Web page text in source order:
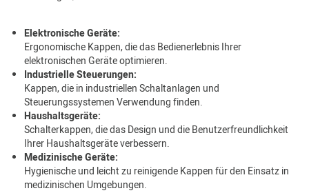
Elektronische Geräte:
Ergonomische Kappen, die das Bedienerlebnis Ihrer
elektronischen Geräte optimieren.
Industrielle Steuerungen:
Kappen, die in industriellen Schaltanlagen und
Steuerungssystemen Verwendung finden.
Haushaltsgeräte:
Schalterkappen, die das Design und die Benutzerfreundlichkeit
Ihrer Haushaltsgeräte verbessern.
Medizinische Geräte:
Hygienische und leicht zu reinigende Kappen für den Einsatz in
medizinischen Umgebungen.